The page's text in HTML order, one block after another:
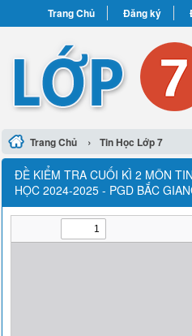
Trang Chủ Đăng ký
Trang Chủ › Tin Học Lớp 7
ĐỀ KIỂM TRA CUỐI KÌ 2 MÔN
HỌC 2024-2025 - PGD BẮC